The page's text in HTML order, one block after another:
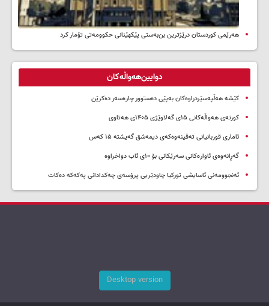
هەرێمی کوردستان درێژترین بن‌بەستی پێکهێنانی حکوومەتی تۆمار کرد
دوایین‌هەواڵەکان
کێشە هەڵپەسێردراوەکان بەپێی دەستوور چارەسەر دەکرێن
کورتەی هەواڵەکانی ۱۵ی گەلاوێژی ۱۴۰۵ی هەتاوی
ئاماری قوربانیانی تەقینەوەکەی دیمەشق گەیشتە ۱۵ کەس
گەڕانەوەی ئاوارەکانی سەرێکانی بۆ ۱۰ی ئاب دواخراوە
ئەنجوومەنی ئاسایشی تورکیا چاودێریی پرۆسەی چەکدادانی پەکەکە دەکات
Desktop version